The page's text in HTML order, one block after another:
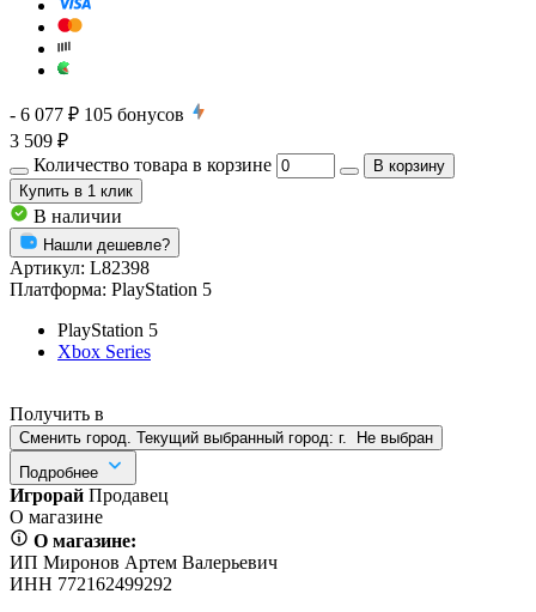
- 6 077 ₽ 105 бонусов
3 509 ₽
Количество товара в корзине
В корзину
Купить в 1 клик
В наличии
Нашли дешевле?
Артикул: L82398
Платформа: PlayStation 5
PlayStation 5
Xbox Series
Получить в
Сменить город. Текущий выбранный город: г.
Не выбран
Подробнее
Игрорай Продавец
О магазине
О магазине:
ИП Миронов Артем Валерьевич
ИНН 772162499292